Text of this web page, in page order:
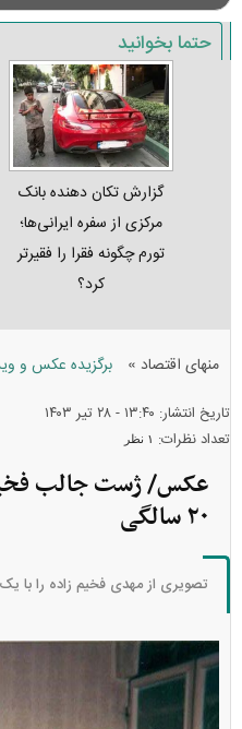
حتما بخوانید
گزارش تکان‌ دهنده بانک
مرکزی از سفره ایرانی‌ها؛
تورم چگونه فقرا را فقیرتر
کرد؟
منهای اقتصاد » برگزیده عکس و
تاریخ انتشار: ۱۳:۴۰ - ۲۸ تير ۱۴۰۳
تعداد نظرات: ۱ نظر
عکس/ ژست جالب
۲۰ سالگی
تصویری از مهدی فخیم زاده را با